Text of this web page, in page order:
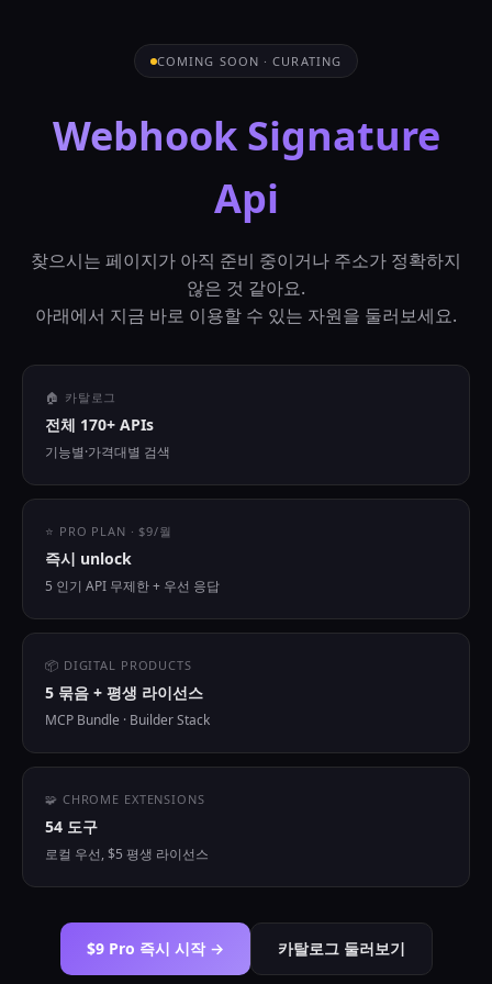
COMING SOON · CURATING
Webhook Signature
Api
찾으시는 페이지가 아직 준비 중이거나 주소가 정확하지
않은 것 같아요.
아래에서 지금 바로 이용할 수 있는 자원을 둘러보세요.
🏠 카탈로그
전체 170+ APIs
기능별·가격대별 검색
⭐ PRO PLAN · $9/월
즉시 unlock
5 인기 API 무제한 + 우선 응답
📦 DIGITAL PRODUCTS
5 묶음 + 평생 라이선스
MCP Bundle · Builder Stack
🧩 CHROME EXTENSIONS
54 도구
로컬 우선, $5 평생 라이선스
$9 Pro 즉시 시작 → 카탈로그 둘러보기